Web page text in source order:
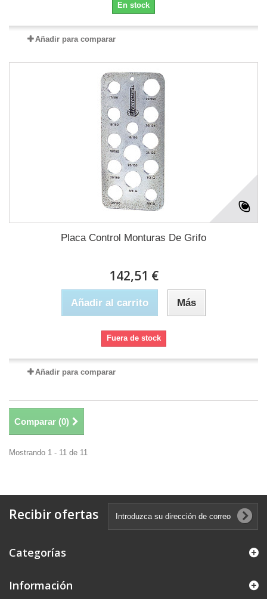
En stock
Añadir para comparar
Placa Control Monturas De Grifo
142,51 €
Añadir al carrito Más
Fuera de stock
Añadir para comparar
Comparar (0)
Mostrando 1 - 11 de 11
Recibir ofertas
Categorías
Información